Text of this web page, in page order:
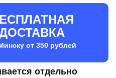
от 350 рублей
отдельно